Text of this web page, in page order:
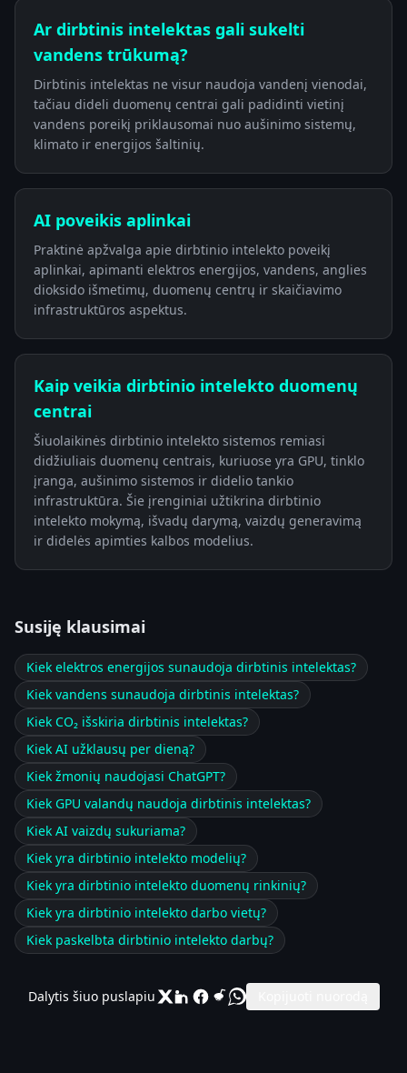
Ar dirbtinis intelektas gali sukelti
vandens trūkumą?
Dirbtinis intelektas ne visur naudoja vandenį vienodai,
tačiau dideli duomenų centrai gali padidinti vietinį
vandens poreikį priklausomai nuo aušinimo sistemų,
klimato ir energijos šaltinių.
AI poveikis aplinkai
Praktinė apžvalga apie dirbtinio intelekto poveikį
aplinkai, apimanti elektros energijos, vandens, anglies
dioksido išmetimų, duomenų centrų ir skaičiavimo
infrastruktūros aspektus.
Kaip veikia dirbtinio intelekto duomenų
centrai
Šiuolaikinės dirbtinio intelekto sistemos remiasi
didžiuliais duomenų centrais, kuriuose yra GPU, tinklo
įranga, aušinimo sistemos ir didelio tankio
infrastruktūra. Šie įrenginiai užtikrina dirbtinio
intelekto mokymą, išvadų darymą, vaizdų generavimą
ir didelės apimties kalbos modelius.
Susiję klausimai
Kiek elektros energijos sunaudoja dirbtinis intelektas?
Kiek vandens sunaudoja dirbtinis intelektas?
Kiek CO₂ išskiria dirbtinis intelektas?
Kiek AI užklausų per dieną?
Kiek žmonių naudojasi ChatGPT?
Kiek GPU valandų naudoja dirbtinis intelektas?
Kiek AI vaizdų sukuriama?
Kiek yra dirbtinio intelekto modelių?
Kiek yra dirbtinio intelekto duomenų rinkinių?
Kiek yra dirbtinio intelekto darbo vietų?
Kiek paskelbta dirbtinio intelekto darbų?
Dalytis šiuo puslapiu